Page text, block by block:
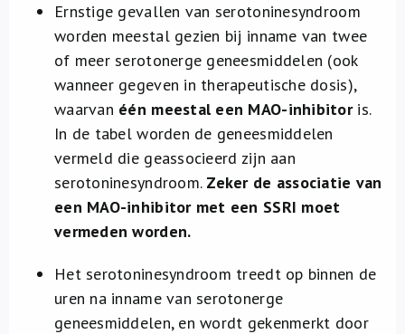
Ernstige gevallen van serotoninesyndroom
worden meestal gezien bij inname van twee
of meer serotonerge geneesmiddelen (ook
wanneer gegeven in therapeutische dosis),
waarvan één meestal een MAO-inhibitor is.
In de tabel worden de geneesmiddelen
vermeld die geassocieerd zijn aan
serotoninesyndroom. Zeker de associatie van
een MAO-inhibitor met een SSRI moet
vermeden worden.
Het serotoninesyndroom treedt op binnen de
uren na inname van serotonerge
geneesmiddelen, en wordt gekenmerkt door